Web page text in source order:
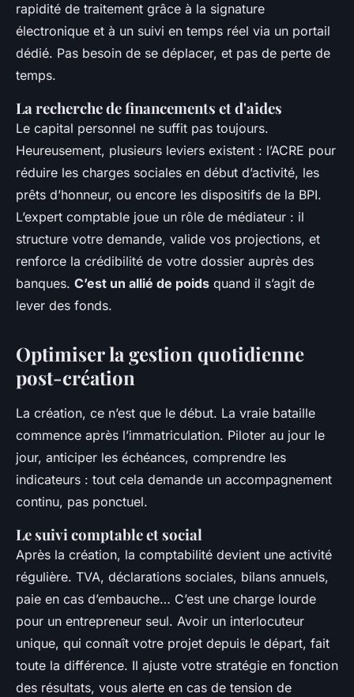
rapidité de traitement grâce à la signature
électronique et à un suivi en temps réel via un portail
dédié. Pas besoin de se déplacer, et pas de perte de
temps.
La recherche de financements et d'aides
Le capital personnel ne suffit pas toujours.
Heureusement, plusieurs leviers existent : l’ACRE pour
réduire les charges sociales en début d’activité, les
prêts d’honneur, ou encore les dispositifs de la BPI.
L’expert comptable joue un rôle de médiateur : il
structure votre demande, valide vos projections, et
renforce la crédibilité de votre dossier auprès des
banques. C’est un allié de poids quand il s’agit de
lever des fonds.
Optimiser la gestion quotidienne
post-création
La création, ce n’est que le début. La vraie bataille
commence après l’immatriculation. Piloter au jour le
jour, anticiper les échéances, comprendre les
indicateurs : tout cela demande un accompagnement
continu, pas ponctuel.
Le suivi comptable et social
Après la création, la comptabilité devient une activité
régulière. TVA, déclarations sociales, bilans annuels,
paie en cas d’embauche… C’est une charge lourde
pour un entrepreneur seul. Avoir un interlocuteur
unique, qui connaît votre projet depuis le départ, fait
toute la différence. Il ajuste votre stratégie en fonction
des résultats, vous alerte en cas de tension de